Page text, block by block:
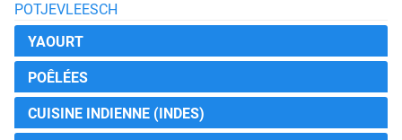
POTJEVLEESCH
YAOURT
POÊLÉES
CUISINE INDIENNE (INDES)